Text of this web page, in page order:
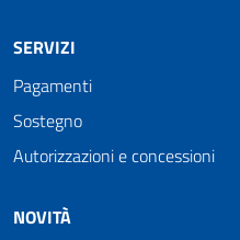
SERVIZI
Pagamenti
Sostegno
Autorizzazioni e concessioni
NOVITÀ